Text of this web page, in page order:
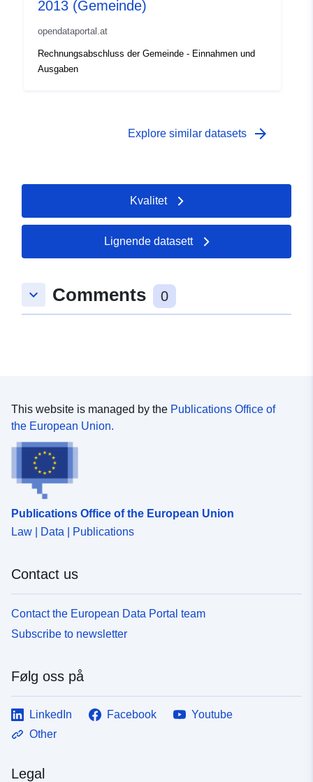
2013 (Gemeinde)
opendataportal.at
Rechnungsabschluss der Gemeinde - Einnahmen und
Ausgaben
Explore similar datasets arrow_forward
Kvalitet
Lignende datasett
keyboard_arrow_down Comments 0
This website is managed by the Publications Office of
the European Union.
Publications Office of the European Union
Law | Data | Publications
Contact us
Contact the European Data Portal team
Subscribe to newsletter
Følg oss på
LinkedIn Facebook
Youtube
Other
Legal